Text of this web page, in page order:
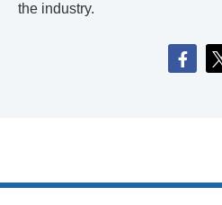
the industry.